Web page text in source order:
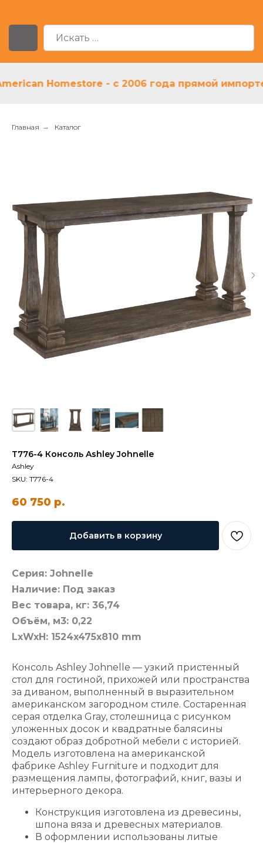
Homestore - с 2006 года прямой импортер
Главная → Каталог
T776-4 Консоль Ashley Johnelle
Ashley
SKU: T776-4
60 750 р.
Добавить в корзину
Серия: Johnelle
Наличие: Под заказ
Вес товара, кг: 36,74
Объём, м3: 0,22
LxWxH: 1524x475x810 mm
Консоль Ashley Johnelle — узкий пристенный
стол для гостиной, прихожей или пространства
за диваном, выполненный в выразительном
американском загородном стиле. Состаренная
серая отделка Gray, столешница с рисунком
уложенных досок и квадратные балясины
создают образ добротной мебели с историей.
Модель изготовлена на американской
фабрике Ashley Furniture и подходит для
размещения лампы, фотографий, книг, вазы и
интерьерного декора.
Конструкция изготовлена из древесины,
шпона вяза и древесных материалов.
В оформлении использованы литые